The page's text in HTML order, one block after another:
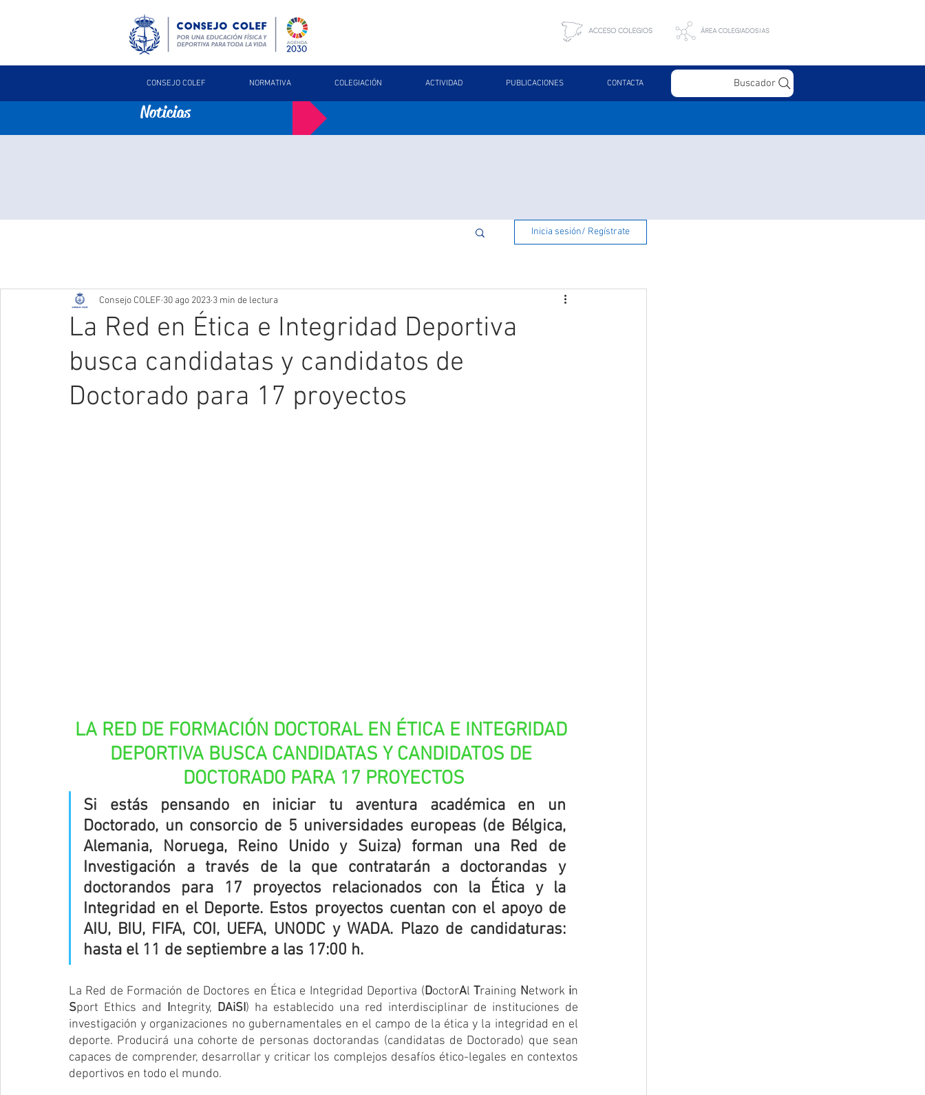
CONSEJO COLEF NORMATIVA COLEGIACIÓN ACTIVIDAD PUBLICACIONES CONTACTA Buscador
Noticias
Inicia sesión/ Regístrate
La Red en Ética e Integridad Deportiva
busca candidatas y candidatos de
Doctorado para 17 proyectos
Consejo COLEF 30 ago 2023 3 min de lectura
LA RED DE FORMACIÓN DOCTORAL EN ÉTICA E INTEGRIDAD
DEPORTIVA BUSCA CANDIDATAS Y CANDIDATOS DE
DOCTORADO PARA 17 PROYECTOS
Si estás pensando en iniciar tu aventura académica en un
Doctorado, un consorcio de 5 universidades europeas (de Bélgica,
Alemania, Noruega, Reino Unido y Suiza) forman una Red de
Investigación a través de la que contratarán a doctorandas y
doctorandos para 17 proyectos relacionados con la Ética y la
Integridad en el Deporte. Estos proyectos cuentan con el apoyo de
AIU, BIU, FIFA, COI, UEFA, UNODC y WADA. Plazo de candidaturas:
hasta el 11 de septiembre a las 17:00 h.
La Red de Formación de Doctores en Ética e Integridad Deportiva (DoctorAl Training Network i
Sport Ethics and Integrity, DAiSI) ha establecido una red interdisciplinar de instituciones de
investigación y organizaciones no gubernamentales en el campo de la ética y la integridad en el
deporte. Producirá una cohorte de personas doctorandas (candidatas de Doctorado) que sean
capaces de comprender, desarrollar y criticar los complejos desafíos ético-legales en contextos
deportivos en todo el mundo.